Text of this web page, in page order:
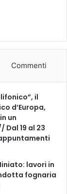
Commenti
il
d’Europa,
un
19 al 23
lavori in
fognaria